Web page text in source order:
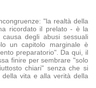
"la realtà della
ricordato il prelato - è la
degli abusi sessuali
un capitolo marginale è
preparatorio". Da qui, il
finire per sembrare "solo
chiari" senza che si
vita e alla verità della